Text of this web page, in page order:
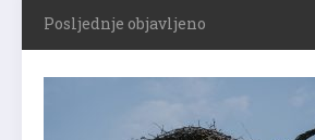
Posljednje objavljeno